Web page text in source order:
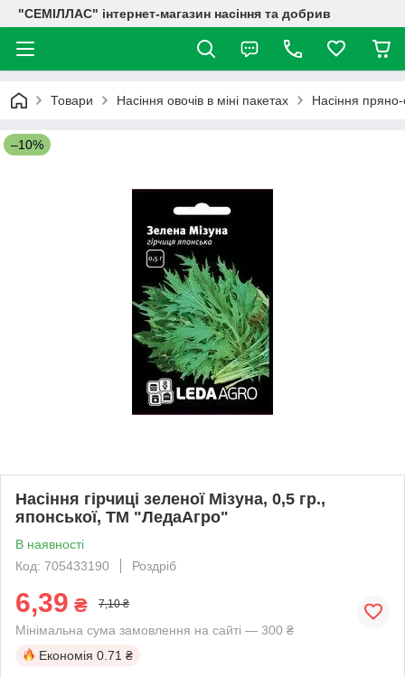
"СЕМІЛЛАС" інтернет-магазин насіння та добрив
Товари Насіння овочів в міні пакетах Насіння
–10%
Насіння гірчиці зеленої Мізуна, 0,5 гр.,
японської, ТМ "ЛедаАгро"
В наявності
Код: 705433190
Роздріб
6,39 ₴ 7,10 ₴
Мінімальна сума замовлення на сайті — 300 ₴
Економія 0.71 ₴